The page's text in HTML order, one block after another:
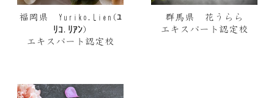
福岡県 Yuriko.Lien(ﾕ
ﾘｺ.ﾘｱﾝ)
エキスパート認定校
群馬県 花うらら
エキスパート認定校